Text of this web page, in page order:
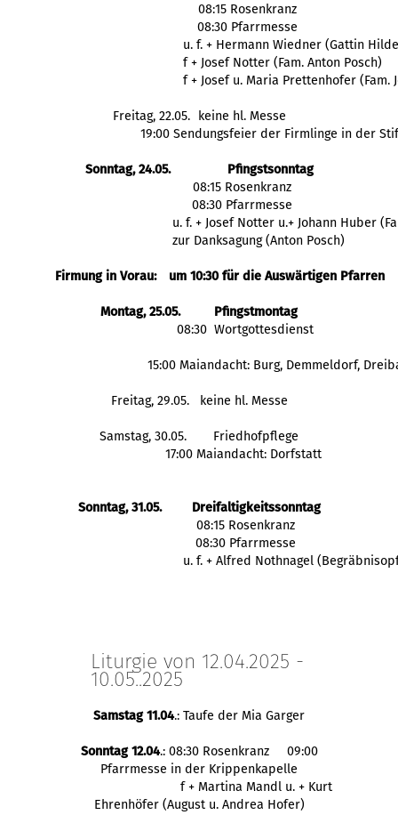
   08:15 Rosenkranz
   08:30 Pfarrmesse
    f + Josef Notter (Fam. Anton Posch)
f + Josef u. Maria Prettenhofer
Freitag, 22.05.
keine hl. Messe
19:00 Sendungsfeier der Firmlinge in der
Sonntag, 24.05.
Pfingstsonntag
08:15 Rosenkranz
08:30 Pfarrmesse
u. f. + Josef Notter u.+ Johann Huber
zur Danksagung (Anton Posch)
Firmung in Vorau: um 10:30 für die Auswärtigen Pfarren
Montag, 25.05.
Pfingstmontag
  08:30  Wortgottesdienst
15:00 Maiandacht: Burg, Demmeldorf,
Freitag, 29.05. keine hl. Messe
Samstag, 30.05.
Friedhofpflege
17:00 Maiandacht: Dorfstatt
Sonntag, 31.05.
Dreifaltigkeitssonntag
  08:15 Rosenkranz
  08:30 Pfarrmesse
u. f. + Alfred Nothnagel
Liturgie von 12.04.2025 -
10.05..2025
Samstag 11.04.: Taufe der Mia Garger
Sonntag 12.04.: 08:30 Rosenkranz 09:00
Pfarrmesse in der Krippenkapelle
f + Martina Mandl u. + Kurt
Ehrenhöfer (August u. Andrea Hofer)